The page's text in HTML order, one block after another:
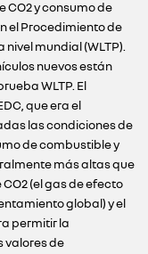
CO2 y consumo de
el Procedimiento de
mundial (WLTP).
nuevos están
WLTP. El
que era el
las condiciones de
de combustible y
más altas que
(el gas de efecto
global) y el
permitir la
valores de